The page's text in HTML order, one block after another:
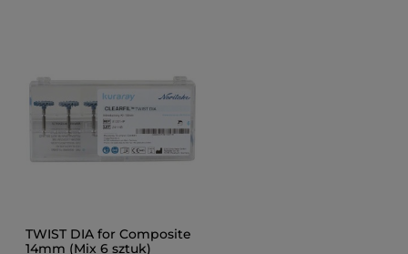
TWIST DIA for Composite
14mm (Mix 6 sztuk)